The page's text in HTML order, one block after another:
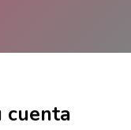
cuenta